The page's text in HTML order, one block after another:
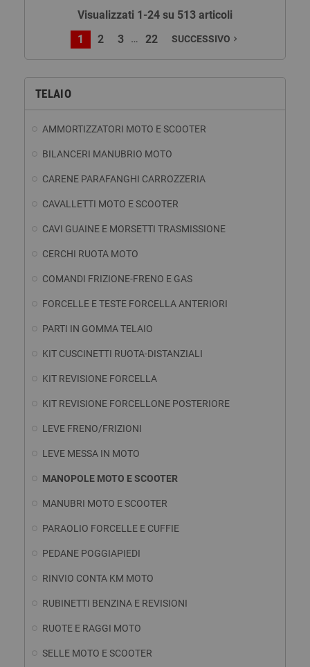
TELAIO
AMMORTIZZATORI MOTO E SCOOTER
BILANCERI MANUBRIO MOTO
CARENE PARAFANGHI CARROZZERIA
CAVALLETTI MOTO E SCOOTER
CAVI GUAINE E MORSETTI TRASMISSIONE
CERCHI RUOTA MOTO
COMANDI FRIZIONE-FRENO E GAS
FORCELLE E TESTE FORCELLA ANTERIORI
PARTI IN GOMMA TELAIO
KIT CUSCINETTI RUOTA-DISTANZIALI
KIT REVISIONE FORCELLA
KIT REVISIONE FORCELLONE POSTERIORE
LEVE FRENO/FRIZIONI
LEVE MESSA IN MOTO
MANOPOLE MOTO E SCOOTER
MANUBRI MOTO E SCOOTER
PARAOLIO FORCELLE E CUFFIE
PEDANE POGGIAPIEDI
RINVIO CONTA KM MOTO
RUBINETTI BENZINA E REVISIONI
RUOTE E RAGGI MOTO
SELLE MOTO E SCOOTER
Visualizzati 1-24 su 513 articoli
1
2 3 … 22 SUCCESSIVO navigate_next